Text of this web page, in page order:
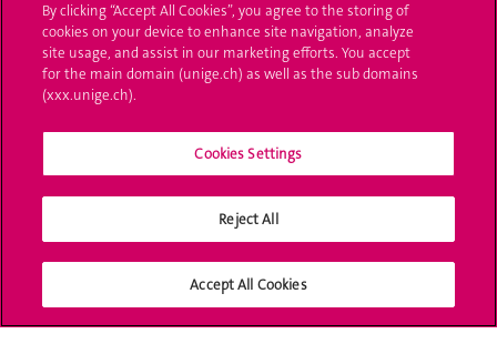
UNIGE Mobile
Médias
Offres d'emploi
Calendrier académique
Médias sociaux UNIGE
By clicking “Accept All Cookies”, you agree to the storing of
cookies on your device to enhance site navigation, analyze
site usage, and assist in our marketing efforts. You accept
for the main domain (unige.ch) as well as the sub domains
(xxx.unige.ch).
Cookies Settings
Reject All
Accept All Cookies